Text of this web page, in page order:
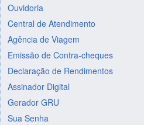
Ouvidoria
Central de Atendimento
Agência de Viagem
Emissão de Contra-cheques
Declaração de Rendimentos
Assinador Digital
Gerador GRU
Sua Senha